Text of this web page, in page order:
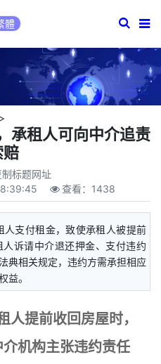
體
承租人可向中介追责
赔
制标题网址
查看： 1438
人支付租金，致使承租人被提前
诉请中介退还押金、支付违约
典相关规定，违约方需承担相应
益。
人提前收回房屋时，
机构主张违约责任